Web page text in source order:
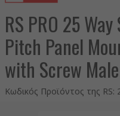
RS PRO 25
Pitch Panel
with Screw Male
Κωδικός Προϊόντος της RS: